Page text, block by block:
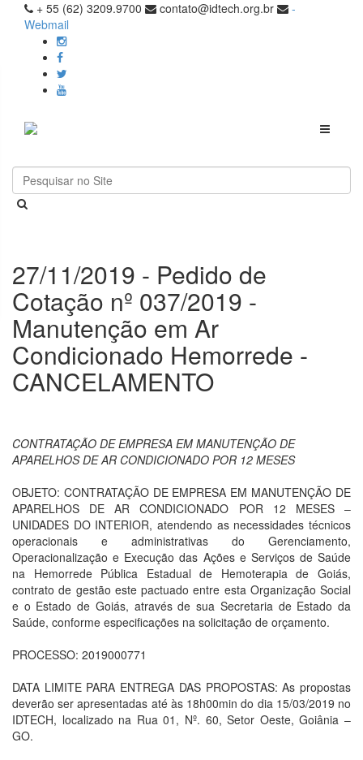
+ 55 (62) 3209.9700 contato@idtech.org.br
-
Webmail
Toggle
27/11/2019 - Pedido de
Cotação nº 037/2019 -
Manutenção em Ar
Condicionado Hemorrede -
CANCELAMENTO
CONTRATAÇÃO DE EMPRESA EM MANUTENÇÃO DE
APARELHOS DE AR CONDICIONADO POR 12 MESES
OBJETO: CONTRATAÇÃO DE EMPRESA EM MANUTENÇÃO DE
APARELHOS DE AR CONDICIONADO POR 12 MESES –
UNIDADES DO INTERIOR, atendendo as necessidades técnicos
operacionais e administrativas do Gerenciamento,
Operacionalização e Execução das Ações e Serviços de Saúde
na Hemorrede Pública Estadual de Hemoterapia de Goiás,
contrato de gestão este pactuado entre esta Organização Social
e o Estado de Goiás, através de sua Secretaria de Estado da
Saúde, conforme especificações na solicitação de orçamento.
PROCESSO: 2019000771
DATA LIMITE PARA ENTREGA DAS PROPOSTAS: As propostas
deverão ser apresentadas até às 18h00min do dia 15/03/2019 no
IDTECH, localizado na Rua 01, Nº. 60, Setor Oeste, Goiânia –
GO.